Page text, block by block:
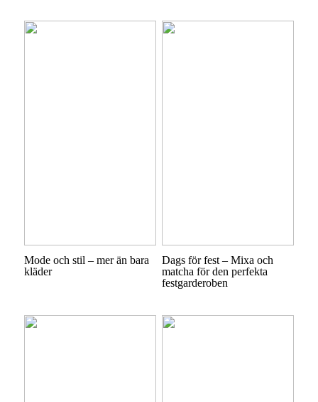
Mode och stil – mer än bara
kläder
Dags för fest – Mixa och
matcha för den perfekta
festgarderoben